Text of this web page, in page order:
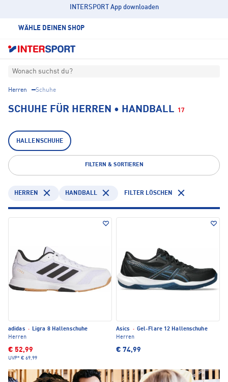
INTERSPORT App downloaden
WÄHLE DEINEN SHOP
Wonach suchst du?
Herren Schuhe
SCHUHE FÜR HERREN • HANDBALL 17
HALLENSCHUHE
FILTERN & SORTIEREN
HERREN HANDBALL FILTER LÖSCHEN
adidas ·
Ligra 8 Hallenschuhe
Herren
€ 52,99
UVP* € 69,99
Asics · Gel-Flare 12 Hallenschuhe
Herren
€ 74,99